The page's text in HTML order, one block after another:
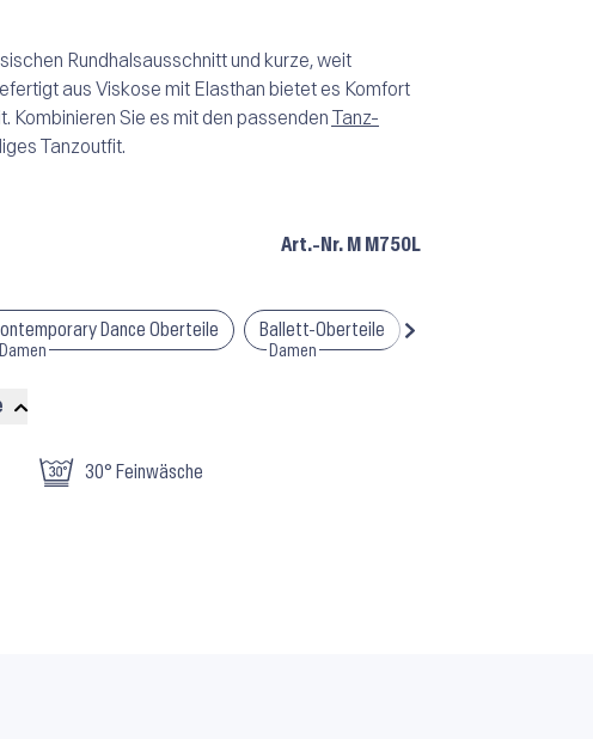
Rundhalsausschnitt und kurze, weit
aus Viskose mit Elasthan bietet es Komfort
Kombinieren Sie es mit den passenden Tanz-
Tanzoutfit.
Art.-Nr. M M750L
Dance Oberteile
Damen
Ballett-Oberteile
Damen
30° Feinwäsche